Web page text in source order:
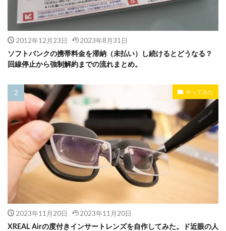
2012年12月23日 2023年8月31日
ソフトバンクの携帯料金を滞納（未払い）し続けるとどうなる？
回線停止から強制解約までの流れまとめ。
やってみた
2023年11月20日 2023年11月20日
XREAL Airの度付きインサートレンズを自作してみた。ド近眼の人